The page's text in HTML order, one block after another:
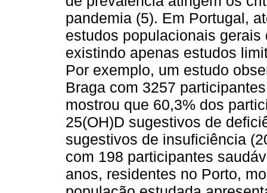
pandemia (5). Em Portugal,
estudos populacionais
existindo apenas estudos
Por exemplo, um estudo
Braga com 3257
mostrou que 60,3% dos
25(OH)D sugestivos de
sugestivos de insuficiência
com 198 participantes
anos, residentes no Porto,